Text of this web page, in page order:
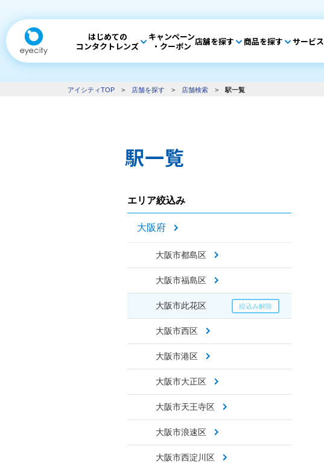
はじめての
コンタクトレンズ
キャンペーン
・クーポン 店舗を探す 商品を探す サービス
アイシティTOP > 店舗を探す > 店舗検索 > 駅一覧
駅一覧
エリア絞込み
大阪府
大阪市都島区
大阪市福島区
大阪市此花区
大阪市西区
大阪市港区
大阪市大正区
大阪市天王寺区
大阪市浪速区
大阪市西淀川区